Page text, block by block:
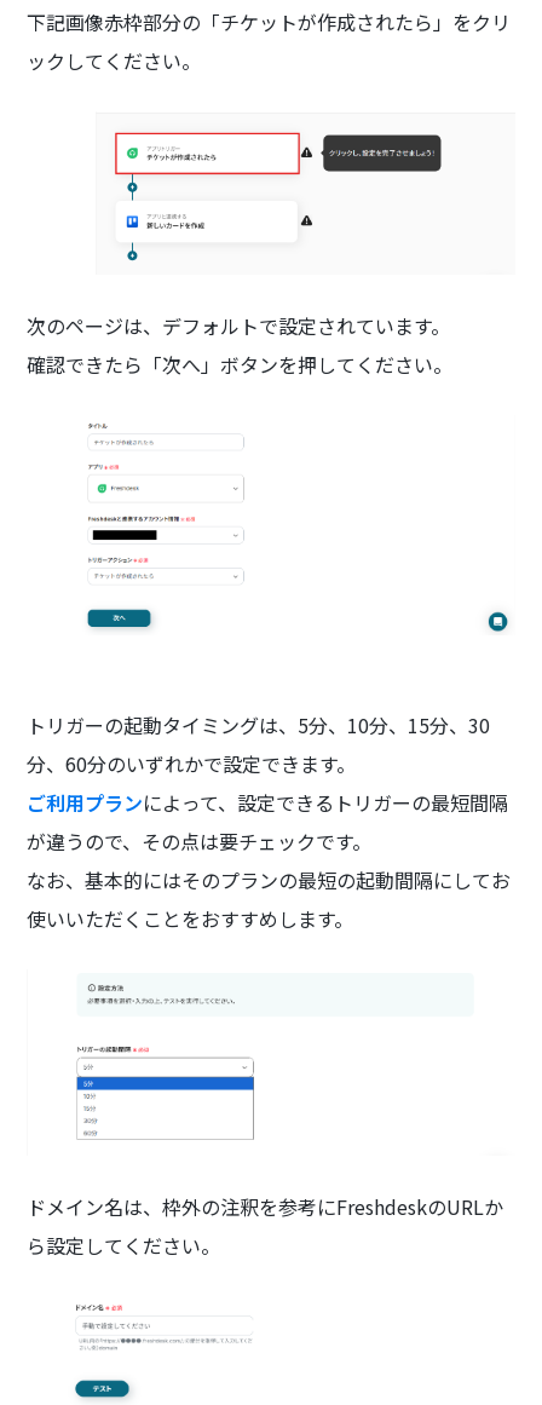
下記画像赤枠部分の「チケットが作成されたら」をクリ
ックしてください。
次のページは、デフォルトで設定されています。
確認できたら「次へ」ボタンを押してください。
トリガーの起動タイミングは、5分、10分、15分、30
分、60分のいずれかで設定できます。
ご利用プランによって、設定できるトリガーの最短間隔
が違うので、その点は要チェックです。
なお、基本的にはそのプランの最短の起動間隔にしてお
使いいただくことをおすすめします。
ドメイン名は、枠外の注釈を参考にFreshdeskのURLか
ら設定してください。